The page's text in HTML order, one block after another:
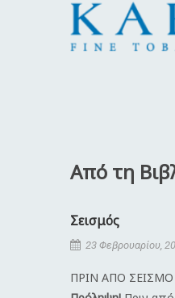
Από τη
Σεισμός
23 Φεβρουαρίου,
ΠΡΙΝ ΑΠΟ ΣΕΙΣΜΟ